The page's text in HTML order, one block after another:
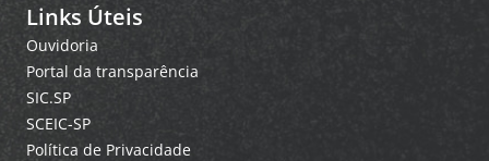
Links Úteis
Ouvidoria
Portal da transparência
SIC.SP
SCEIC-SP
Política de Privacidade